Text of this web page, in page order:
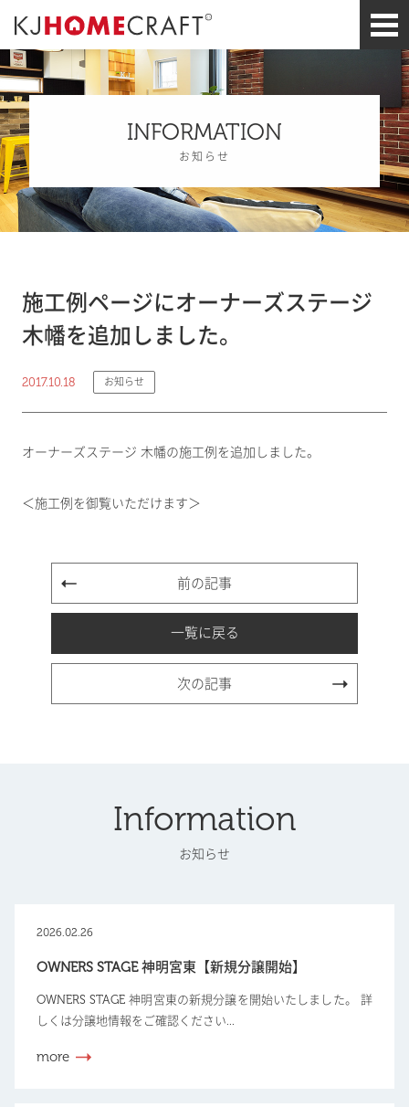
INFORMATION
お知らせ
施工例ページにオーナーズステージ
木幡を追加しました。
2017.10.18 お知らせ
オーナーズステージ 木幡の施工例を追加しました。
＜施工例を御覧いただけます＞
前の記事
一覧に戻る
次の記事
Information
お知らせ
2026.02.26
OWNERS STAGE 神明宮東【新規分譲開始】
OWNERS STAGE 神明宮東の新規分譲を開始いたしました。 詳
しくは分譲地情報をご確認ください...
more